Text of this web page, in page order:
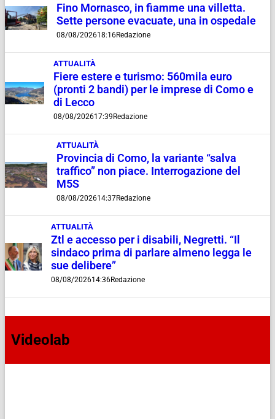
Fino Mornasco, in fiamme una villetta.
Sette persone evacuate, una in ospedale
08/08/202618:16Redazione
ATTUALITÀ
Fiere estere e turismo: 560mila euro
(pronti 2 bandi) per le imprese di Como e
di Lecco
08/08/202617:39 Redazione
ATTUALITÀ
Provincia di Como, la variante “salva
traffico” non piace. Interrogazione del
M5S
08/08/202614:37Redazione
ATTUALITÀ
Ztl e accesso per i disabili, Negretti. “Il
sindaco prima di parlare almeno legga le
sue delibere”
08/08/202614:36Redazione
Videolab